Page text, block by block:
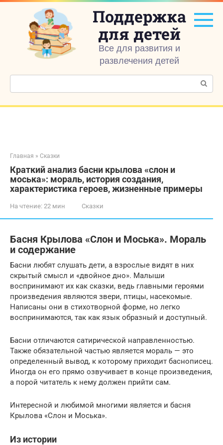
Перейти
контенту
Поддержка
для детей
Все для развития и
развлечения детей
Поиск:
Главная » Сказки
Краткий анализ басни крылова «слон и
моська»: мораль, история создания,
характеристика героев, жизненные примеры
На чтение: 22 мин Сказки
Басня Крылова «Слон и Моська». Мораль
и содержание
Басни любят слушать дети, а взрослые видят в них
скрытый смысл и «двойное дно». Малыши
воспринимают их как сказки, ведь главными героями
произведения являются звери, птицы, насекомые.
Написаны они в стихотворной форме, но легко
воспринимаются, так как язык образный и доступный.
Басни отличаются сатирической направленностью.
Также обязательной частью является мораль — это
определенный вывод, к которому приходит баснописец.
Иногда он его прямо озвучивает в конце произведения,
а порой читатель к нему должен прийти сам.
Интересной и любимой многими является и басня
Крылова «Слон и Моська».
Из истории